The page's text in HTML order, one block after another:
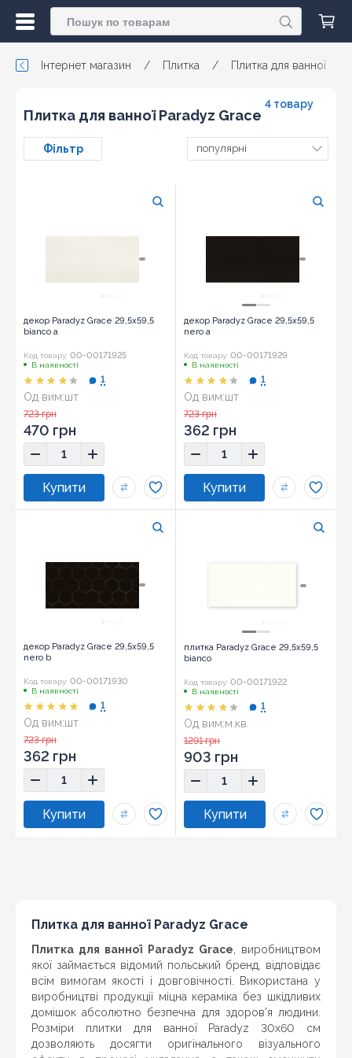
Інтернет магазин / Плитка / Плитка для ванної
Плитка для ванної Paradyz Grace
4 товару
Фільтр популярні
декор Paradyz Grace 29,5x59,5
bianco a
Код товару: 00-00171925
В наявності
Од вим:шт
Розмір:
1
723 грн
470 грн
декор Paradyz Grace 29,5x59,5
nero a
Код товару: 00-00171929
В наявності
Од вим:шт
Розмір:
1
723 грн
362 грн
декор Paradyz Grace 29,5x59,5
nero b
Код товару: 00-00171930
В наявності
Од вим:шт
Розмір:
1
723 грн
362 грн
плитка Paradyz Grace 29,5x59,5
bianco
Код товару: 00-00171922
В наявності
Од вим:м.кв.
Розмір:
1
1291 грн
903 грн
Плитка для ванної Paradyz Grace
Плитка для ванної Paradyz Grace
виробництвом
якої займається відомий польський бренд, відповідає
всім вимогам якості і довговічності. Використана у
виробництві продукції міцна кераміка без шкідливих
домішок абсолютно безпечна для здоров'я людини.
Розміри плитки для ванної Paradyz 30х60 см
дозволяють досягти оригінального візуального